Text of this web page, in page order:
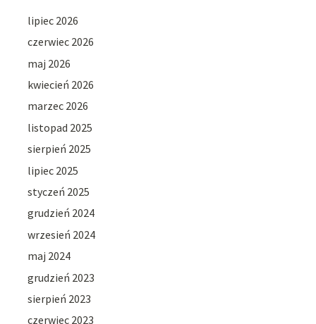
lipiec 2026
czerwiec 2026
maj 2026
kwiecień 2026
marzec 2026
listopad 2025
sierpień 2025
lipiec 2025
styczeń 2025
grudzień 2024
wrzesień 2024
maj 2024
grudzień 2023
sierpień 2023
czerwiec 2023